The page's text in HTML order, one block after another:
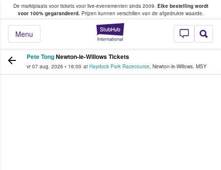
De marktplaats voor tickets voor live-evenementen sinds 2009. Elke bestelling wordt
voor 100% gegarandeerd.Prijzen kunnen verschillen van de afgedrukte waarde.
StubHub: waar
Menu
tickets kopen en verkopen
Pete TongNewton-le-Willows Tickets
vr 07 aug. 2026 • 16:00 at Haydock Park Racecourse, Newton-le-Willows, MSY